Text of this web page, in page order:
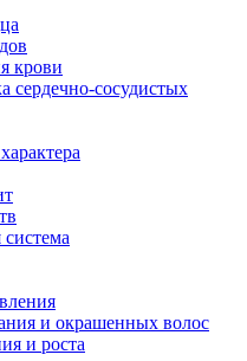
крови
сердечно-сосудистых
и окрашенных волос
и роста